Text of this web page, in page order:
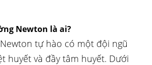
Newton là ai?
tự hào có một đội ngũ
huyết và đầy tâm huyết. Dưới